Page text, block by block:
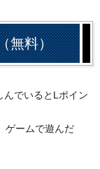
無料）
んでいるとLポイン
ゲームで遊んだ